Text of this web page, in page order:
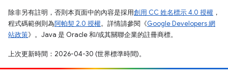
除非另有註明，否則本頁面中的內容是採用創用 CC 姓名標示 4.0 授權 ，
程式碼範例則為阿帕契 2.0 授權。詳情請參閱《Google Developers 網
站政策》。Java 是 Oracle 和/或其關聯企業的註冊商標。
上次更新時間：2026-04-30 (世界標準時間)。